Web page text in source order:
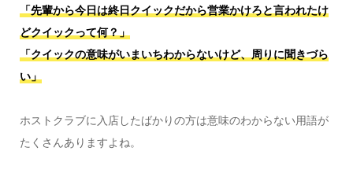
「先輩から今日は終日クイックだから営業かけろと言われたけ
どクイックって何？」
「クイックの意味がいまいちわからないけど、周りに聞きづら
い」
ホストクラブに入店したばかりの方は意味のわからない用語が
たくさんありますよね。